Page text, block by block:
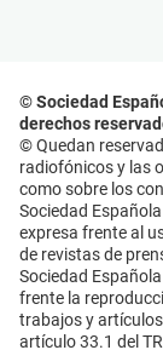
© Sociedad
derechos
© Quedan
radiofónicos y las
como sobre los
Sociedad
expresa frente al
de revistas de
Sociedad
frente la
trabajos y
artículo 33.1 del